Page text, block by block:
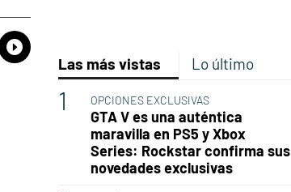
Whatsapp
Compartir
Las más vistas Lo último
OPCIONES EXCLUSIVAS
GTA V es una auténtica
maravilla en PS5 y Xbox
Series: Rockstar confirma sus
novedades exclusivas